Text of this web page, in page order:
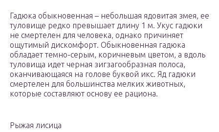
Гадюка обыкновенная – небольшая ядовитая змея, ее
туловище редко превышает длину 1 м. Укус гадюки
не смертелен для человека, однако причиняет
ощутимый дискомфорт. Обыкновенная гадюка
обладает темно-серым, коричневым цветом, а вдоль
туловища идет черная зигзагообразная полоса,
оканчивающаяся на голове буквой икс. Яд гадюки
смертелен для большинства мелких животных,
которые составляют основу ее рациона.
Рыжая лисица